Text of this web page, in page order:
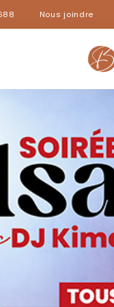
Nous joindre